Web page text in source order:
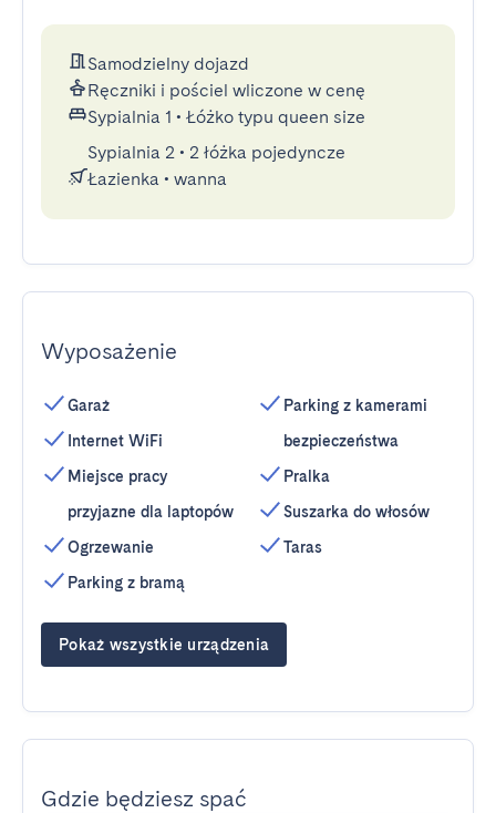
Samodzielny dojazd
Ręczniki i pościel wliczone w cenę
Sypialnia 1 • Łóżko typu queen size
Sypialnia 2 • 2 łóżka pojedyncze
Łazienka • wanna
Wyposażenie
Garaż
Internet WiFi
Miejsce pracy
przyjazne dla laptopów
Ogrzewanie
Parking z bramą
Parking z kamerami
bezpieczeństwa
Pralka
Suszarka do włosów
Taras
Pokaż wszystkie urządzenia
Gdzie będziesz spać